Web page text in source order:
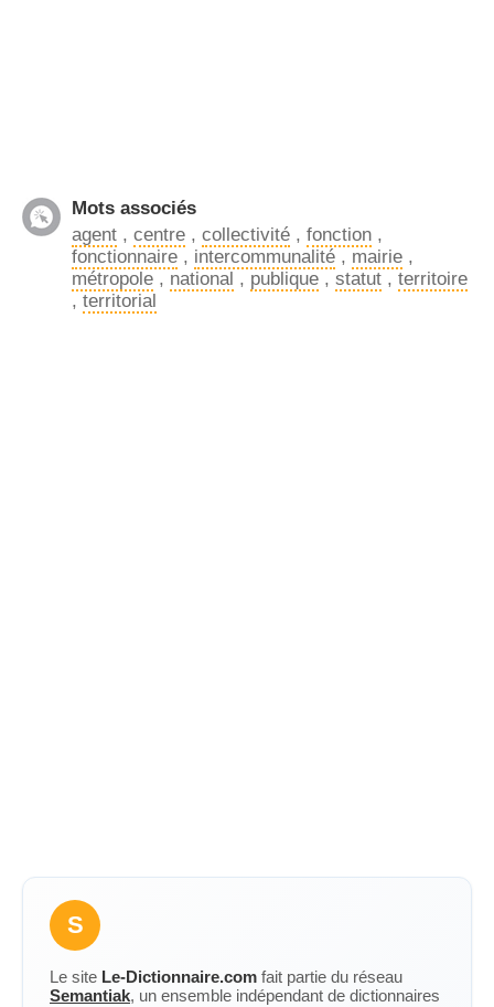
Mots associés
agent , centre , collectivité , fonction ,
fonctionnaire , intercommunalité , mairie ,
métropole , national , publique , statut , territoire
, territorial
S
Le site Le-Dictionnaire.com fait partie du réseau
Semantiak, un ensemble indépendant de dictionnaires